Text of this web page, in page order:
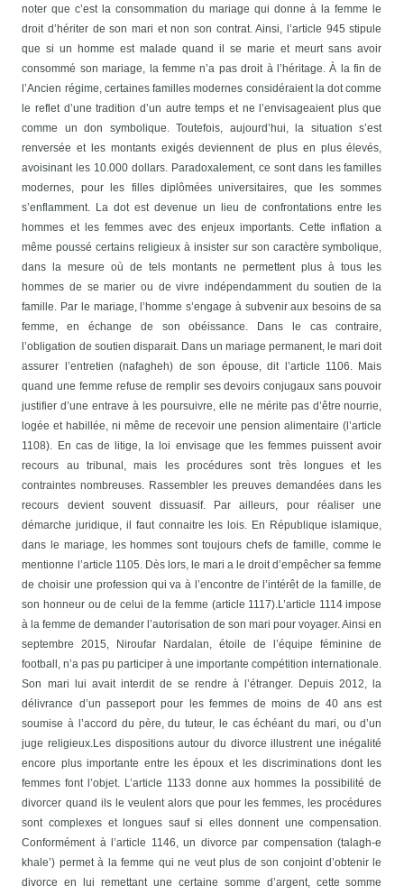
noter que c’est la consommation du mariage qui donne à la femme le
droit d’hériter de son mari et non son contrat. Ainsi, l’article 945 stipule
que si un homme est malade quand il se marie et meurt sans avoir
consommé son mariage, la femme n’a pas droit à l’héritage.À la fin de
l’Ancien régime, certaines familles modernes considéraient la dot comme
le reflet d’une tradition d’un autre temps et ne l’envisageaient plus que
comme un don symbolique. Toutefois, aujourd’hui, la situation s’est
renversée et les montants exigés deviennent de plus en plus élevés,
avoisinant les 10.000 dollars. Paradoxalement, ce sont dans les familles
modernes, pour les filles diplômées universitaires, que les sommes
s’enflamment. La dot est devenue un lieu de confrontations entre les
hommes et les femmes avec des enjeux importants. Cette inflation a
même poussé certains religieux à insister sur son caractère symbolique,
dans la mesure où de tels montants ne permettent plus à tous les
hommes de se marier ou de vivre indépendamment du soutien de la
famille. Par le mariage, l’homme s’engage à subvenir aux besoins de sa
femme, en échange de son obéissance. Dans le cas contraire,
l’obligation de soutien disparait. Dans un mariage permanent, le mari doit
assurer l’entretien (nafagheh) de son épouse, dit l’article 1106. Mais
quand une femme refuse de remplir ses devoirs conjugaux sans pouvoir
justifier d’une entrave à les poursuivre, elle ne mérite pas d’être nourrie,
logée et habillée, ni même de recevoir une pension alimentaire (l’article
1108). En cas de litige, la loi envisage que les femmes puissent avoir
recours au tribunal, mais les procédures sont très longues et les
contraintes nombreuses. Rassembler les preuves demandées dans les
recours devient souvent dissuasif. Par ailleurs, pour réaliser une
démarche juridique, il faut connaitre les lois. En République islamique,
dans le mariage, les hommes sont toujours chefs de famille, comme le
mentionne l’article 1105. Dès lors, le mari a le droit d’empêcher sa femme
de choisir une profession qui va à l’encontre de l’intérêt de la famille, de
son honneur ou de celui de la femme (article 1117).L’article 1114 impose
à la femme de demander l’autorisation de son mari pour voyager. Ainsi en
septembre 2015, Niroufar Nardalan, étoile de l’équipe féminine de
football, n’a pas pu participer à une importante compétition internationale.
Son mari lui avait interdit de se rendre à l’étranger. Depuis 2012, la
délivrance d’un passeport pour les femmes de moins de 40 ans est
soumise à l’accord du père, du tuteur, le cas échéant du mari, ou d’un
juge religieux.Les dispositions autour du divorce illustrent une inégalité
encore plus importante entre les époux et les discriminations dont les
femmes font l’objet. L’article 1133 donne aux hommes la possibilité de
divorcer quand ils le veulent alors que pour les femmes, les procédures
sont complexes et longues sauf si elles donnent une compensation.
Conformément à l’article 1146, un divorce par compensation (talagh-e
khale’) permet à la femme qui ne veut plus de son conjoint d’obtenir le
divorce en lui remettant une certaine somme d’argent, cette somme